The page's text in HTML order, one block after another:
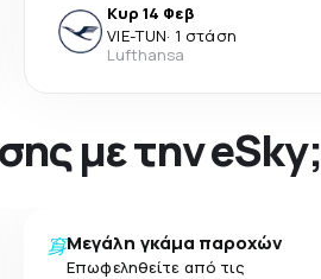
Κυρ 14 Φεβ
VIE-TUN· 1 στάση
Lufthansa
με την eSky;
Μεγάλη γκάμα παροχών
Επωφεληθείτε από τις